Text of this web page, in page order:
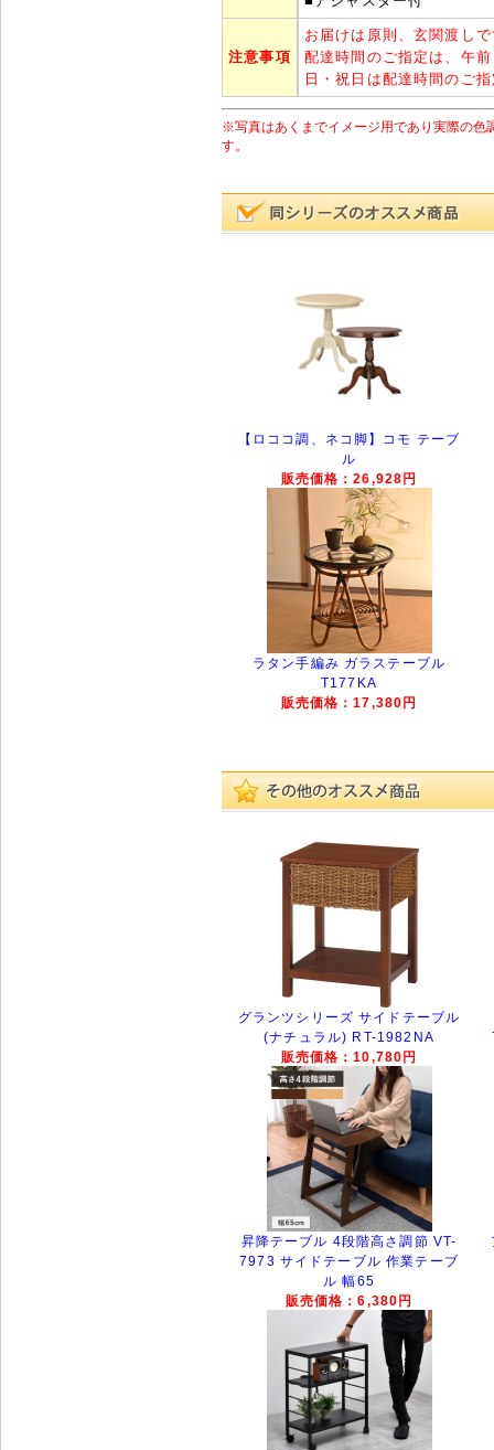
注意事項
お届けは原則、玄関渡し
配達時間のご指定は、午
日・祝日は配達時間のご
※写真はあくまでイメージ用であり実際の色
す。
【ロココ調、ネコ脚】コモ テーブ
ル
販売価格：26,928円
ラタン手編み ガラステーブル
T177KA
販売価格：17,380円
グランツシリーズ サイドテーブル
(ナチュラル) RT-1982NA
販売価格：10,780円
昇降テーブル 4段階高さ調節 VT-
7973 サイドテーブル 作業テーブ
ル 幅65
販売価格：6,380円